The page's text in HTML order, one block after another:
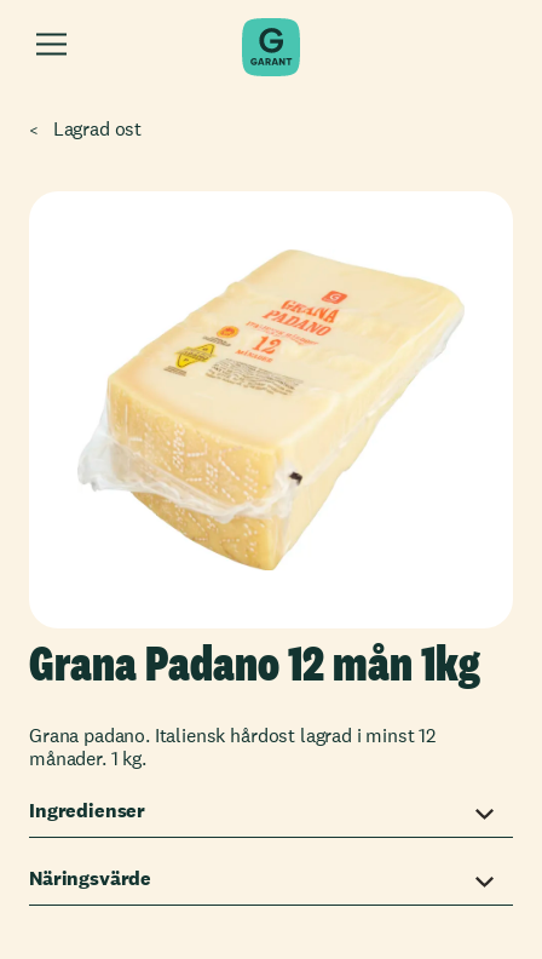
Lagrad ost
Grana Padano 12 mån 1kg
Grana padano. Italiensk hårdost lagrad i minst 12
månader. 1 kg.
Ingredienser
Näringsvärde